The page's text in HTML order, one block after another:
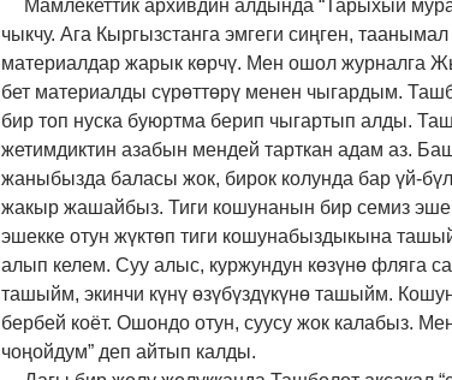
Мамлекеттик архивдин алдында “Тарыхый
чыкчу. Ага Кыргызстанга эмгеги сиңген,
материалдар жарык көрчү. Мен ошол журналга
бет материалды сүрөттөрү менен чыгардым.
бир топ нуска буюртма берип чыгартып алды.
жетимдиктин азабын мендей тарткан адам аз.
жаныбызда баласы жок, бирок колунда бар үй-
жакыр жашайбыз. Тиги кошунанын бир семиз
эшекке отун жүктөп тиги кошунабыздыкына
алып келем. Суу алыс, куржундун көзүнө фляга
ташыйм, экинчи күнү өзүбүздүкүнө ташыйм.
бербей коёт. Ошондо отун, суусу жок калабыз.
чоңойдум” деп айтып калды.